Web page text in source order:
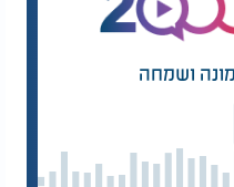
ושמחה